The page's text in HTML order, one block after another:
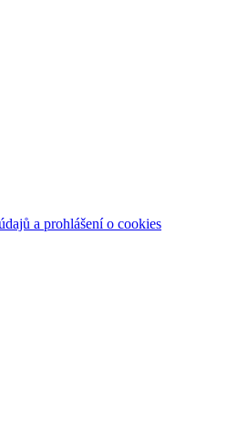
a prohlášení o cookies